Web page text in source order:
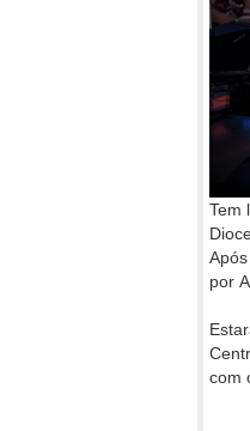
Tem
por
com